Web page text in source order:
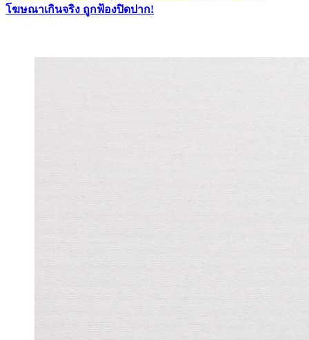
โฆษณาเกินจริง ถูกฟ้องปิดปาก!